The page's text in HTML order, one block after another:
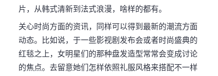
片，从韩式清新到法式浪漫，啥样的都有。
关心时尚方面的资讯，同样可以得到最新的潮流方面
动态。比如说，于一些影视剧发布会或者时尚盛典的
红毯之上，女明星们的那种盘发造型常常会变成讨论
的焦点。去留意她们怎样依照礼服风格来搭配不一样